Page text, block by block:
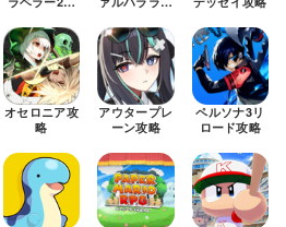
オセロニア攻
略
アウタープレ
ーン攻略
ペルソナ3リ
ロード攻略